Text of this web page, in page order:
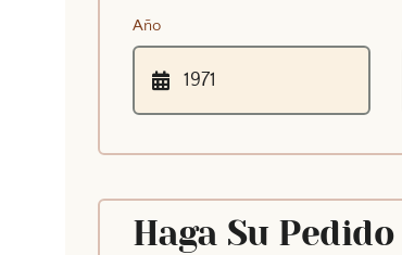
Año
Haga Su Pedido